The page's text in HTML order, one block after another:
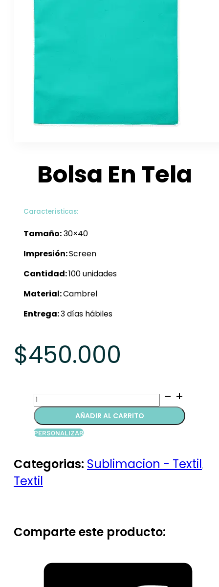
Bolsa En Tela
Características:
Tamaño:30×40
Impresión:Screen
Cantidad:100 unidades
Material:Cambrel
Entrega:3 días hábiles
$450.000
Bolsa
en
tela
quantity
AÑADIR AL CARRITO
PERSONALIZAR
Categorias: Sublimacion - Textil,
Textil
Comparte este producto: